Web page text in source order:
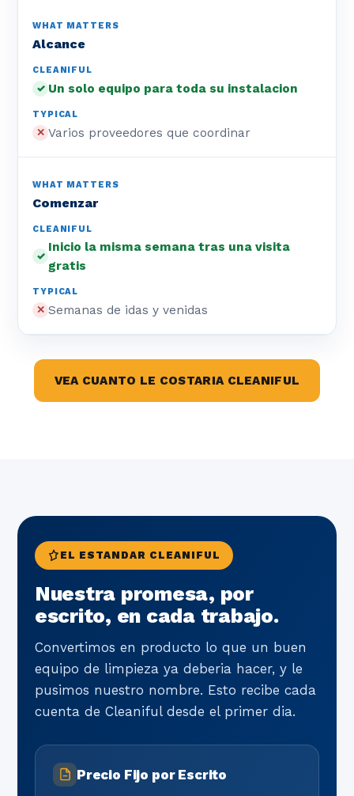
Alcance
✓ Un solo equipo para toda su instalacion
✕ Varios proveedores que coordinar
Comenzar
✓
Inicio la misma semana tras una visita
gratis
✕ Semanas de idas y venidas
VEA CUANTO LE COSTARIA CLEANIFUL
EL ESTANDAR CLEANIFUL
Nuestra promesa, por
escrito, en cada trabajo.
Convertimos en producto lo que un buen
equipo de limpieza ya deberia hacer, y le
pusimos nuestro nombre. Esto recibe cada
cuenta de Cleaniful desde el primer dia.
Precio Fijo por Escrito